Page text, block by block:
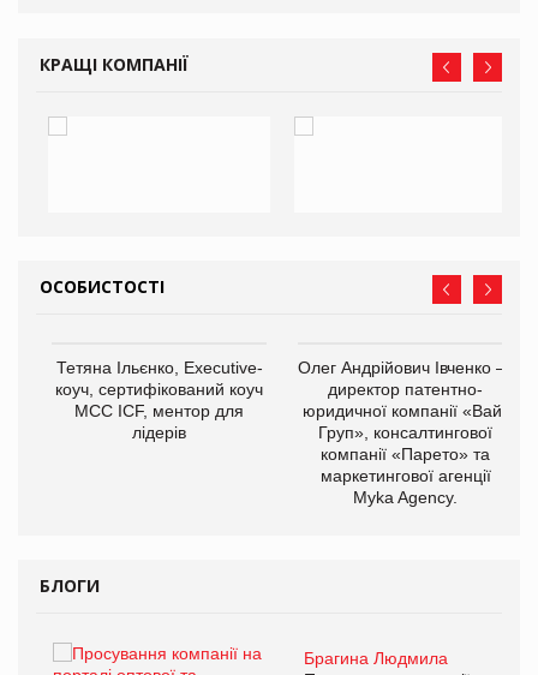
КРАЩІ КОМПАНІЇ
ОСОБИСТОСТІ
Тетяна Ільєнко, Executive-
коуч, сертифікований коуч
МСС ICF, ментор для
лідерів
Олег Андрійович Івченко —
директор патентно-
юридичної компанії «Вайз
Груп», консалтингової
компанії «Парето» та
маркетингової агенції
Myka Agency.
БЛОГИ
Брагина Людмила